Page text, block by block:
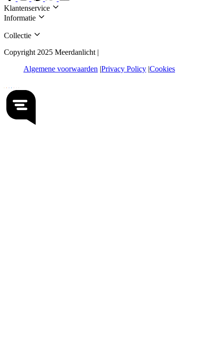
Klantenservice
Informatie
Collectie
Copyright 2025 Meerdanlicht |
Algemene voorwaarden Privacy Policy Cookies